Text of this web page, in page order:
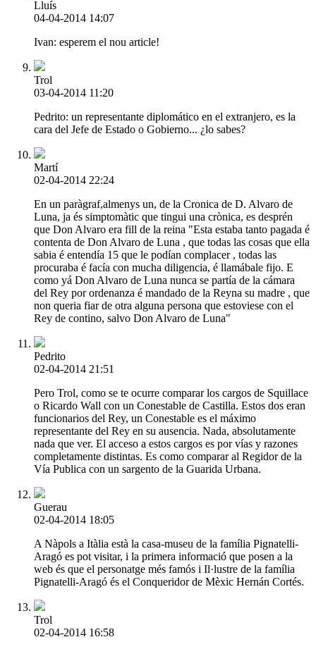
Lluís
04-04-2014 14:07
Ivan: esperem el nou article!
Trol
03-04-2014 11:20
Pedrito: un representante diplomático en el extranjero, es la
cara del Jefe de Estado o Gobierno... ¿lo sabes?
Martí
02-04-2014 22:24
En un paràgraf,almenys un, de la Cronica de D. Alvaro de
Luna, ja és simptomàtic que tingui una crònica, es desprén
que Don Alvaro era fill de la reina "Esta estaba tanto pagada é
contenta de Don Alvaro de Luna , que todas las cosas que ella
sabia é entendía 15 que le podían complacer , todas las
procuraba é facía con mucha diligencia, é llamábale fijo. E
como yá Don Alvaro de Luna nunca se partía de la cámara
del Rey por ordenanza é mandado de la Reyna su madre , que
non queria fiar de otra alguna persona que estoviese con el
Rey de contino, salvo Don Alvaro de Luna"
Pedrito
02-04-2014 21:51
Pero Trol, como se te ocurre comparar los cargos de Squillace
o Ricardo Wall con un Conestable de Castilla. Estos dos eran
funcionarios del Rey, un Conestable es el máximo
representante del Rey en su ausencia. Nada, absolutamente
nada que ver. El acceso a estos cargos es por vías y razones
completamente distintas. Es como comparar al Regidor de la
Vía Publica con un sargento de la Guarida Urbana.
Guerau
02-04-2014 18:05
A Nàpols a Itàlia està la casa-museu de la família Pignatelli-
Aragó es pot visitar, i la primera informació que posen a la
web és que el personatge més famós i Il·lustre de la família
Pignatelli-Aragó és el Conqueridor de Mèxic Hernán Cortés.
Trol
02-04-2014 16:58